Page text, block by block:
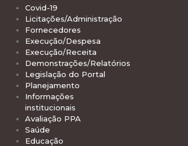
Covid-19
Licitações/Administração
Fornecedores
Execução/Despesa
Execução/Receita
Demonstrações/Relatórios
Legislação do Portal
Planejamento
Informações
institucionais
Avaliação PPA
Saúde
Educação